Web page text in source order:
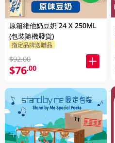
原箱維他奶豆奶 24 X 250ML
(包裝隨機發貨)
指定品牌送贈品
$92.00
$76.00